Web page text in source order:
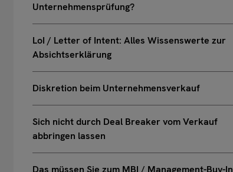
Unternehmensprüfung?
LoI / Letter of Intent: Alles Wissenswerte zur
Absichtserklärung
Diskretion beim Unternehmensverkauf
Sich nicht durch Deal Breaker vom Verkauf
abbringen lassen
Das müssen Sie zum MBI / Management-Buy-In